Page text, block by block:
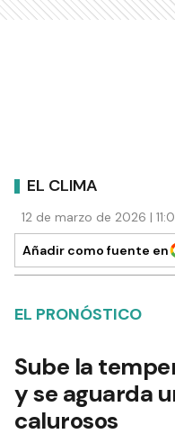
EL CLIMA
12 de marzo de 2026 |
Añadir como fuente en
EL PRONÓSTICO
Sube la
y se aguarda
calurosos